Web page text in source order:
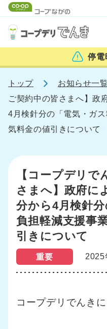
停電
トップ お知らせ一覧
ご契約中の皆さまへ】政
4月検針分の「電気・ガ
気料金の値引きについて
【コープデリ
さまへ】政府に
分から4月検針
負担軽減支援事
引きについて
重要 2025
コープデリでんき